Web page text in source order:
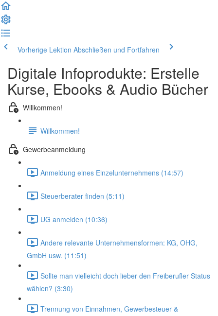
Vorherige Lektion Abschließen und Fortfahren
Digitale Infoprodukte: Erstelle
Kurse, Ebooks & Audio Bücher
Willkommen!
Willkommen!
Gewerbeanmeldung
Anmeldung eines Einzelunternehmens (14:57)
Steuerberater finden (5:11)
UG anmelden (10:36)
Andere relevante Unternehmensformen: KG, OHG,
GmbH usw. (11:51)
Sollte man vielleicht doch lieber den Freiberufler Status
wählen? (3:30)
Trennung von Einnahmen, Gewerbesteuer &